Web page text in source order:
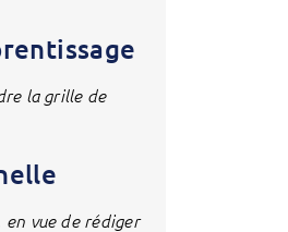
la grille de
en vue de rédiger